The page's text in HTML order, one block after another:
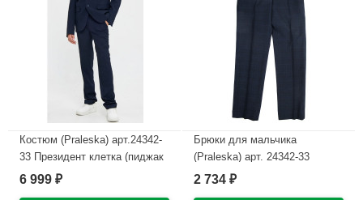
Костюм (Praleska) арт.24342-
33 Президент клетка (пиджак
классический/брюки
6 999 ₽
Брюки для мальчика
(Praleska) арт. 24342-33
Президент клетка зауженный
2 734 ₽